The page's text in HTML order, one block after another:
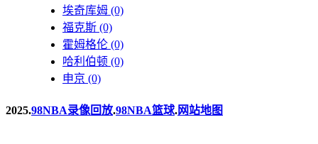
埃奇库姆 (0)
福克斯 (0)
霍姆格伦 (0)
哈利伯顿 (0)
申京 (0)
2025.98NBA录像回放.98NBA篮球.网站地图